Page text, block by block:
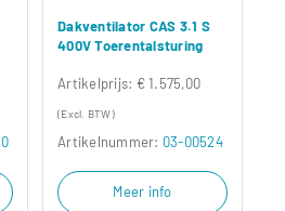
Dakventilator CAS 3.1 S
400V Toerentalsturing
Artikelprijs: € 1.575,00
(Excl. BTW)
Artikelnummer: 03-00524
Meer info